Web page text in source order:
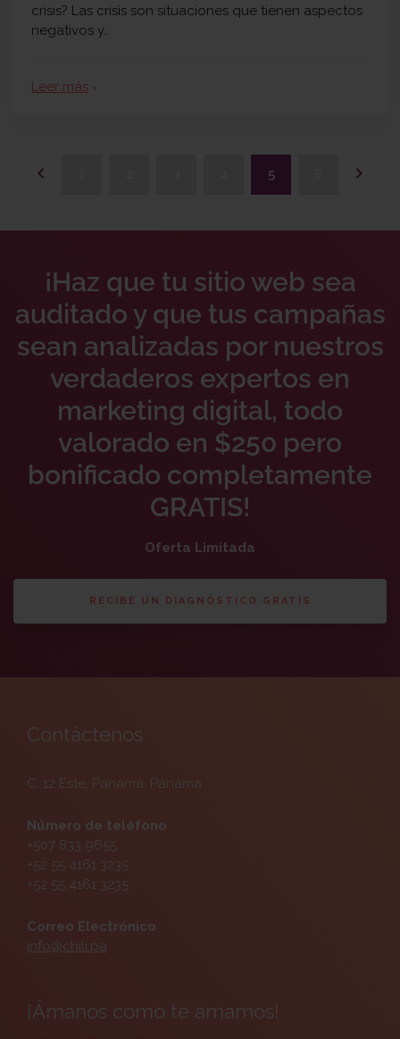
crisis? Las crisis son situaciones que tienen aspectos
negativos y…
Leer más arrow_forward
keyboard_arrow_left 5 keyboard_arrow_right
¡Haz que tu sitio web sea
auditado y que tus campañas
sean analizadas por nuestros
verdaderos expertos en
marketing digital, todo
valorado en $250 pero
bonificado completamente
GRATIS!
Oferta Limitada
RECIBE UN DIAGNÓSTICO GRATIS
Contáctenos
C. 12 Este, Panamá, Panama
Número de teléfono
+507 833 9655
+52 55 4161 3235
+52 55 4161 3235
Correo Electrónico
info@chili.pa
¡Ámanos como te amamos!